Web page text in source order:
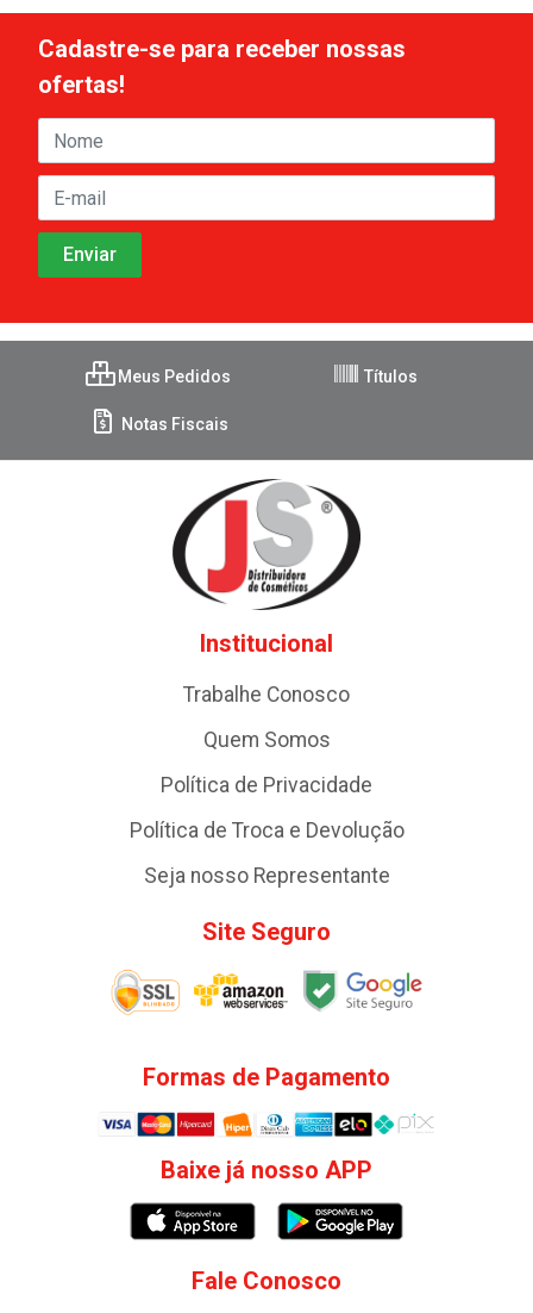
Cadastre-se para receber nossas
ofertas!
Meus Pedidos Títulos
Notas Fiscais
Institucional
Trabalhe Conosco
Quem Somos
Política de Privacidade
Política de Troca e Devolução
Seja nosso Representante
Site Seguro
Formas de Pagamento
Baixe já nosso APP
Fale Conosco